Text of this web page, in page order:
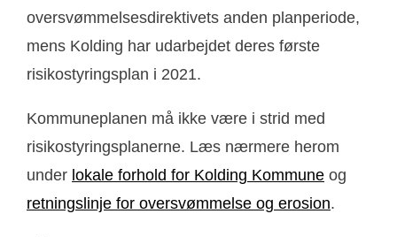
oversvømmelsesdirektivets anden planperiode,
mens Kolding har udarbejdet deres første
risikostyringsplan i 2021.
Kommuneplanen må ikke være i strid med
risikostyringsplanerne. Læs nærmere herom
under lokale forhold for Kolding Kommune og
retningslinje for oversvømmelse og erosion.